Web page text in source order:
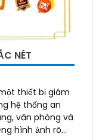
NÉT
một thiết bị giám
hệ thống an
văn phòng và